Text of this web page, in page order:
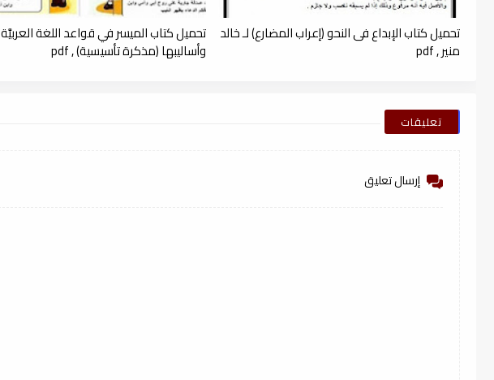
تحميل كتاب الإبداع فى النحو (إعراب المضارع) لـ خالد
منير , pdf
تحميل كتاب الميسر في قواعد اللغة العربيَّة
وأساليبها (مذكرة تأسيسية) , pdf
تعليقات
إرسال تعليق